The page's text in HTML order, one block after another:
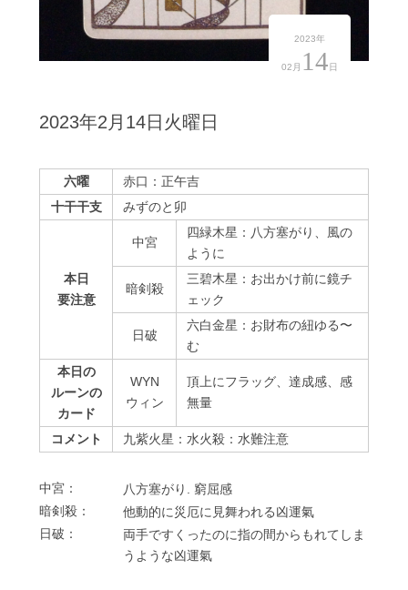
2023年
02月 14 日
2023年2月14日火曜日
六曜
赤口：正午吉
十干干支
みずのと卯
本日
要注意
中宮
四緑木星：八方塞がり、風の
ように
暗剣殺
三碧木星：お出かけ前に鏡チ
ェック
⽇破
六白金星：お財布の紐ゆる〜
む
本日の
ルーンの
カード
WYN
ウィン
頂上にフラッグ、達成感、感
無量
コメント 九紫火星：水火殺：水難注意
中宮：
⼋⽅塞がり. 窮屈感
暗剣殺：
他動的に災厄に⾒舞われる凶運氣
⽇破：
両⼿ですくったのに指の間からもれてしま
うような凶運氣